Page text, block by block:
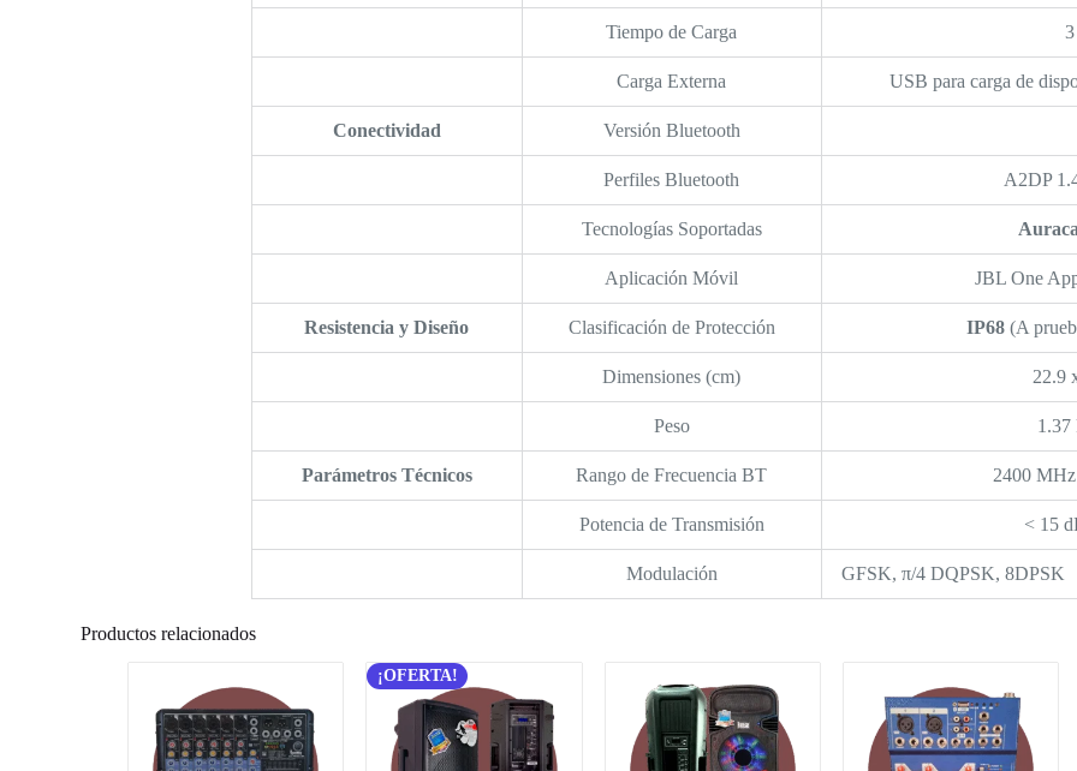
Tiempo de Carga
Carga Externa USB para carga de
Conectividad Versión Bluetooth
Perfiles Bluetooth A2DP
Tecnologías Soportadas
Aplicación Móvil JBL One
Resistencia y Diseño Clasificación de Protección IP68 (A
Dimensiones (cm) 22.9
Peso 1.37
Parámetros Técnicos Rango de Frecuencia BT 2400
Potencia de Transmisión < 15
Modulación GFSK, π/4 DQPSK, 8DPSK
Productos relacionados
¡OFERTA!